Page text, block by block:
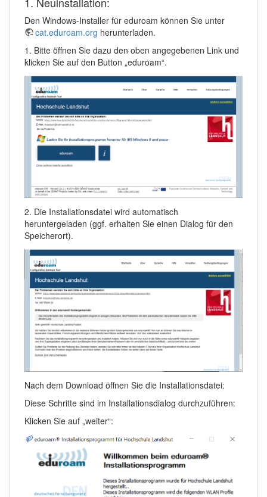
Den Windows-Installer für eduroam können Sie unter
cat.eduroam.org herunterladen.
1. Bitte öffnen Sie dazu den oben angegebenen Link und
klicken Sie auf den Button „eduroam“.
2. Die Installationsdatei wird automatisch
heruntergeladen (ggf. erhalten Sie einen Dialog für den
Speicherort).
Nach dem Download öffnen Sie die Installationsdatei:
Diese Schritte sind im Installationsdialog durchzuführen:
Klicken Sie auf „weiter“: